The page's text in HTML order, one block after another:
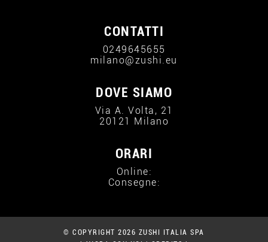
CONTATTI
0249645655
milano@zushi.eu
DOVE SIAMO
Via A. Volta, 21
20121 Milano
ORARI
Online:
Consegne:
© COPYRIGHT 2026 ZUSHI ITALIA SPA